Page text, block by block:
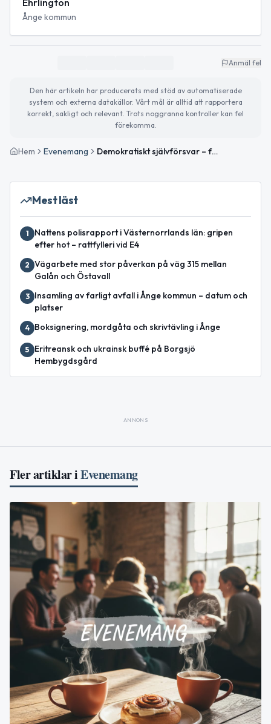
Ånge kommun
Anmäl fel
Den här artikeln har producerats med stöd av automatiserade
system och externa datakällor. Vårt mål är alltid att rapportera
korrekt, sakligt och relevant. Trots noggranna kontroller kan fel
förekomma.
Hem Evenemang Demokratiskt självförsvar – föreläsning med Mikael Ehrlington
Mest läst
1
Nattens polisrapport i Västernorrlands län: gripen
efter hot – rattfylleri vid E4
2 Vägarbete med stor påverkan på väg 315 mellan
Galån och Östavall
3
Insamling av farligt avfall i Ånge kommun – datum och
platser
4 Boksignering, mordgåta och skrivtävling i Ånge
5
Eritreansk och ukrainsk buffé på Borgsjö
Hembygdsgård
ANNONS
Fler artiklar iEvenemang